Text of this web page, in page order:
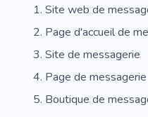
Agence De Transport
Service Postal
Garde
Boîte
Site web de
Page d'accueil de
Site de messagerie
Page de messagerie
Boutique de